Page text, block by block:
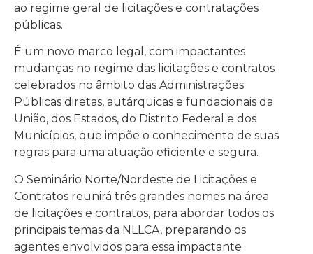
ao regime geral de licitações e contratações
públicas.
É um novo marco legal, com impactantes
mudanças no regime das licitações e contratos
celebrados no âmbito das Administrações
Públicas diretas, autárquicas e fundacionais da
União, dos Estados, do Distrito Federal e dos
Municípios, que impõe o conhecimento de suas
regras para uma atuação eficiente e segura.
O Seminário Norte/Nordeste de Licitações e
Contratos reunirá três grandes nomes na área
de licitações e contratos, para abordar todos os
principais temas da NLLCA, preparando os
agentes envolvidos para essa impactante